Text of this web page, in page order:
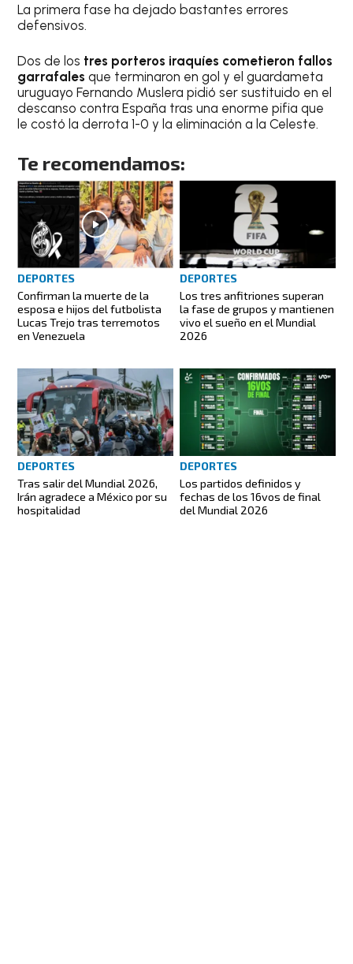
La primera fase ha dejado bastantes errores
defensivos.
Dos de los tres porteros iraquíes cometieron fallos
garrafalesque terminaron en gol y el guardameta
uruguayo Fernando Muslera pidió ser sustituido en el
descanso contra España tras una enorme pifia que
le costó la derrota 1-0 y la eliminación a la Celeste.
Te recomendamos:
DEPORTES
Confirman la muerte de la
esposa e hijos del futbolista
Lucas Trejo tras terremotos
en Venezuela
DEPORTES
Los tres anfitriones superan
la fase de grupos y mantienen
vivo el sueño en el Mundial
2026
DEPORTES
Tras salir del Mundial 2026,
Irán agradece a México por su
hospitalidad
DEPORTES
Los partidos definidos y
fechas de los 16vos de final
del Mundial 2026